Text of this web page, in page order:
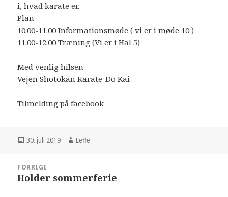
i, hvad karate er.
Plan
10.00-11.00 Informationsmøde ( vi er i møde 10 )
11.00-12.00 Træning (Vi er i Hal 5)
Med venlig hilsen
Vejen Shotokan Karate-Do Kai
Tilmelding på facebook
Udgivet
30. juli 2019 Forfatter
Leffe
FORRIGE
Forrige
Holder sommerferie